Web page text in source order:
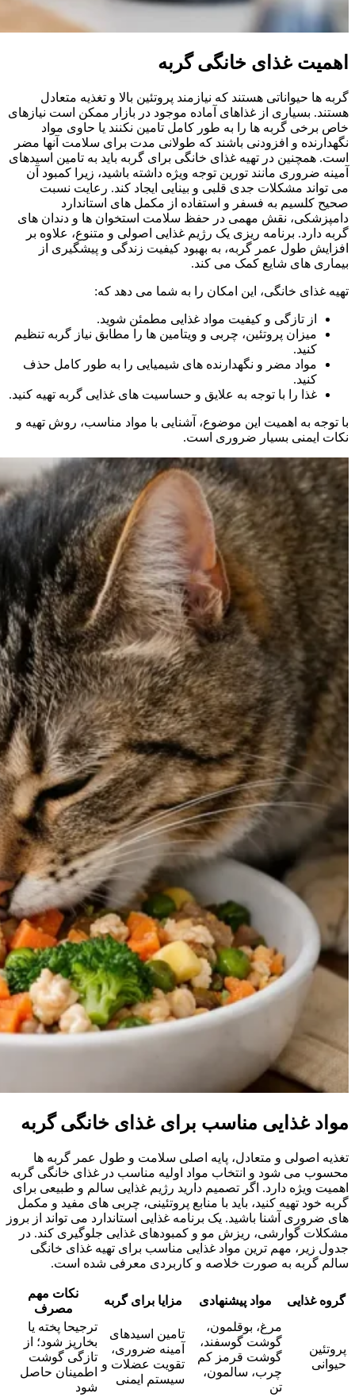
اهمیت غذای خانگی گربه
گربه‌ ها حیواناتی هستند که نیازمند پروتئین بالا و تغذیه متعادل
هستند. بسیاری از غذاهای آماده موجود در بازار ممکن است نیازهای
خاص برخی گربه‌ ها را به طور کامل تامین نکنند یا حاوی مواد
نگهدارنده و افزودنی باشند که طولانی‌ مدت برای سلامت آنها مضر
است. همچنین در تهیه غذای خانگی برای گربه باید به تامین اسیدهای
آمینه ضروری مانند تورین توجه ویژه‌ داشته باشید، زیرا کمبود آن
می‌ تواند مشکلات جدی قلبی و بینایی ایجاد کند. رعایت نسبت
صحیح کلسیم به فسفر و استفاده از مکمل‌ های استاندارد
دامپزشکی، نقش مهمی در حفظ سلامت استخوان‌ ها و دندان‌ های
گربه دارد. برنامه‌ ریزی یک رژیم غذایی اصولی و متنوع، علاوه بر
افزایش طول عمر گربه، به بهبود کیفیت زندگی و پیشگیری از
بیماری‌ های شایع کمک می‌ کند.
تهیه غذای خانگی، این امکان را به شما می‌ دهد که:
از تازگی و کیفیت مواد غذایی مطمئن شوید.
میزان پروتئین، چربی و ویتامین‌ ها را مطابق نیاز گربه تنظیم
کنید.
مواد مضر و نگهدارنده‌ های شیمیایی را به طور کامل حذف
کنید.
غذا را با توجه به علایق و حساسیت‌ های غذایی گربه تهیه کنید.
با توجه به اهمیت این موضوع، آشنایی با مواد مناسب، روش تهیه و
نکات ایمنی بسیار ضروری است.
مواد غذایی مناسب برای غذای خانگی گربه
تغذیه اصولی و متعادل، پایه اصلی سلامت و طول عمر گربه‌ ها
محسوب می‌ شود و انتخاب مواد اولیه مناسب در غذای خانگی گربه
اهمیت ویژه‌ دارد. اگر تصمیم دارید رژیم غذایی سالم و طبیعی برای
گربه خود تهیه کنید، باید با منابع پروتئینی، چربی‌ های مفید و مکمل‌
های ضروری آشنا باشید. یک برنامه غذایی استاندارد می‌ تواند از بروز
مشکلات گوارشی، ریزش مو و کمبودهای غذایی جلوگیری کند. در
جدول زیر، مهم‌ ترین مواد غذایی مناسب برای تهیه غذای خانگی
سالم گربه به‌ صورت خلاصه و کاربردی معرفی شده است.
گروه غذایی مواد پیشنهادی مزایا برای گربه
نکات مهم
مصرف
پروتئین
حیوانی
مرغ، بوقلمون،
گوشت گوسفند،
گوشت قرمز کم‌
چرب، سالمون،
تن
تامین اسیدهای
آمینه ضروری،
تقویت عضلات و
سیستم ایمنی
ترجیحا پخته یا
بخارپز شود؛ از
تازگی گوشت
اطمینان حاصل
شود